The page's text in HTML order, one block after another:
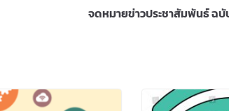
จดหมายข่าวประชาสัมพันธ์ ฉ